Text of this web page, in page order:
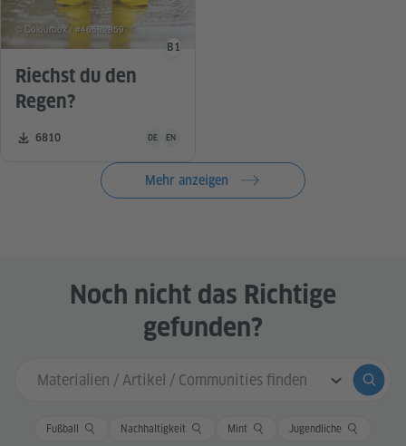
Riechst du den
Regen?
Zahl der Downloads:
6810 Unterrichtsmaterial ist in folgenden Sprachen
DE EN
© Colourbox / #46582859
Sprachniveau
B1
Mehr anzeigen
Noch nicht das Richtige
gefunden?
Sucheingabe
Fußball Nachhaltigkeit Mint Jugendliche